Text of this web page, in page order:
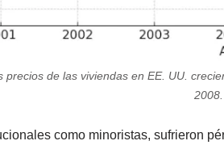
precios de las viviendas en EE. UU.
2008.
como minoristas, sufrieron